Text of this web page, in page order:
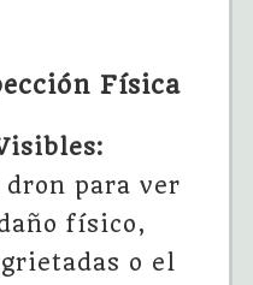
Física
para ver
físico,
o el